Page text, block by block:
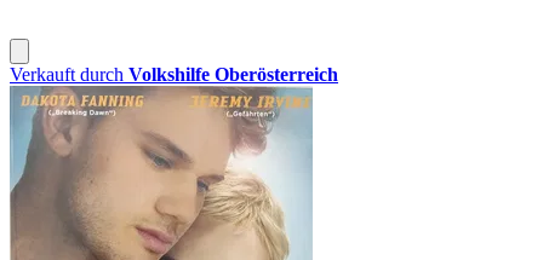
Verkauft durch Volkshilfe Oberösterreich